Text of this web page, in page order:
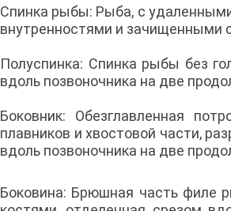
Спинка рыбы: Рыба, с
внутренностями и зачищенными
Полуспинка: Спинка рыбы без
вдоль позвоночника на две
Боковник: Обезглавленная
плавников и хвостовой части,
вдоль позвоночника на две
Боковина: Брюшная часть филе